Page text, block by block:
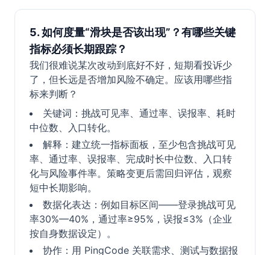
5. 如何度量“滑块是否该出现”？有哪些关键
指标必须长期跟踪？
我们很难说某次改动到底好不好，短期看投诉少
了，但长远是否增加风险不确定。应该用哪些指
标来判断？
关键词：挑战可见率、通过率、误报率、耗时
中位数、入口转化。
解释：建立统一指标面板，至少包含挑战可见
率、通过率、误报率、完成时长中位数、入口转
化与风险事件率。策略变更后需回归评估，观察
短中长期影响。
数据化表达：例如目标区间——登录挑战可见
率30%—40%，通过率≥95%，误报≤3%（企业
按自身数据设定）。
协作：用 PingCode 关联需求、测试与数据报